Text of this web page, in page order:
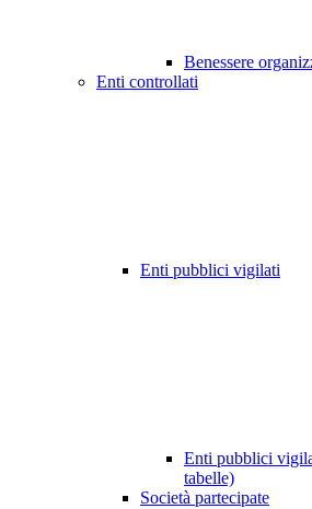
Benessere
Enti controllati
Enti pubblici vigilati
Enti pubblici
tabelle)
Società partecipate